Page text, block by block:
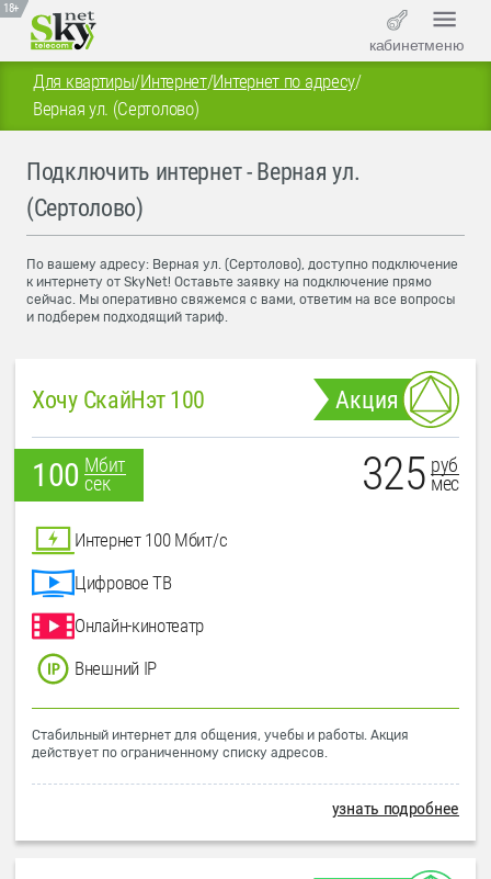
18+
кабинетменю
Для квартиры/Интернет/Интернет по адресу/
Верная ул. (Сертолово)
Подключить интернет - Верная ул.
(Сертолово)
По вашему адресу: Верная ул. (Сертолово), доступно подключение
к интернету от SkyNet! Оставьте заявку на подключение прямо
сейчас. Мы оперативно свяжемся с вами, ответим на все вопросы
и подберем подходящий тариф.
Хочу СкайНэт 100 Акция
100 Мбит
сек
325 руб
мес
Интернет 100 Мбит/с
Цифровое ТВ
Онлайн-кинотеатр
Внешний IP
Стабильный интернет для общения, учебы и работы. Акция
действует по ограниченному списку адресов.
узнать подробнее